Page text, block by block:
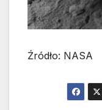
Źródło: NASA